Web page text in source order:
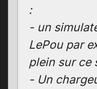
:
- un
LePou par
plein sur ce
- Un